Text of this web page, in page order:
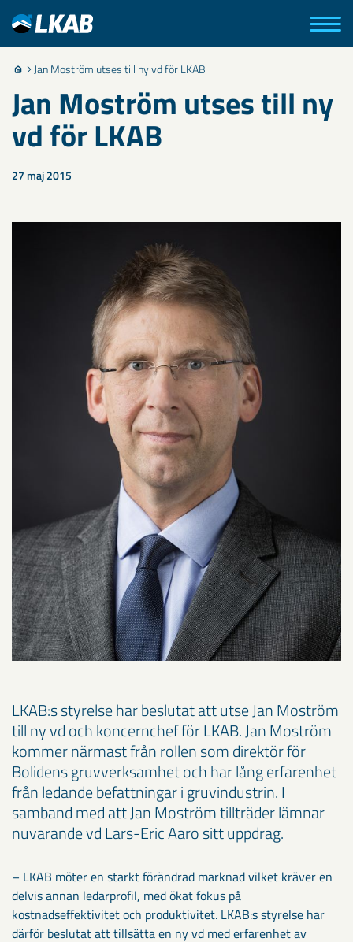
Jan Moström utses till ny vd för LKAB
Jan Moström utses till ny
vd för LKAB
27 maj 2015
LKAB:s styrelse har beslutat att utse Jan Moström
till ny vd och koncernchef för LKAB. Jan Moström
kommer närmast från rollen som direktör för
Bolidens gruvverksamhet och har lång erfarenhet
från ledande befattningar i gruvindustrin. I
samband med att Jan Moström tillträder lämnar
nuvarande vd Lars-Eric Aaro sitt uppdrag.
– LKAB möter en starkt förändrad marknad vilket kräver en
delvis annan ledarprofil, med ökat fokus på
kostnadseffektivitet och produktivitet. LKAB:s styrelse har
därför beslutat att tillsätta en ny vd med erfarenhet av